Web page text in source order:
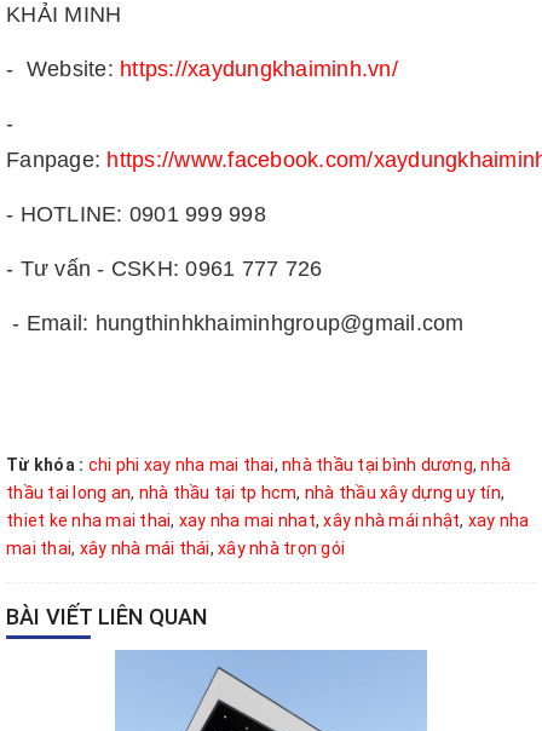
KHẢI MINH
- Website: https://xaydungkhaiminh.vn/
-
Fanpage: https://www.facebook.com/
- HOTLINE: 0901 999 998
- Tư vấn - CSKH: 0961 777 726
- Email: hungthinhkhaiminhgroup@gmail.com
Từ khóa : chi phi xay nha mai thai, nhà thầu tại bình dương,nhà
thầu tại long an, nhà thầu tại tp hcm, nhà thầu xây dựng uy tín,
thiet ke nha mai thai, xay nha mai nhat,xây nhà mái nhật, xay nha
mai thai, xây nhà mái thái, xây nhà trọn gói
BÀI VIẾT LIÊN QUAN